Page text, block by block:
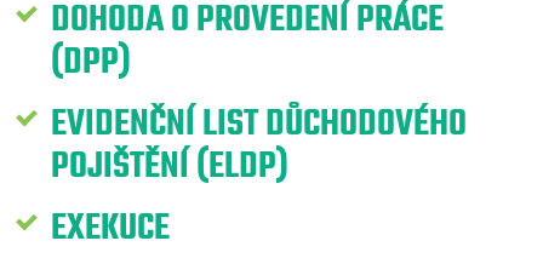
DOHODA O PROVEDENÍ PRÁCE
(DPP)
EVIDENČNÍ LIST DŮCHODOVÉHO
POJIŠTĚNÍ (ELDP)
EXEKUCE